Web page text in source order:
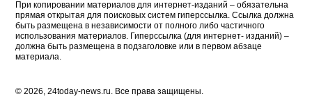
При копировании материалов для интернет-изданий – обязательна
прямая открытая для поисковых систем гиперссылка. Ссылка должна
быть размещена в независимости от полного либо частичного
использования материалов. Гиперссылка (для интернет- изданий) –
должна быть размещена в подзаголовке или в первом абзаце
материала.
© 2026, 24today-news.ru. Все права защищены.